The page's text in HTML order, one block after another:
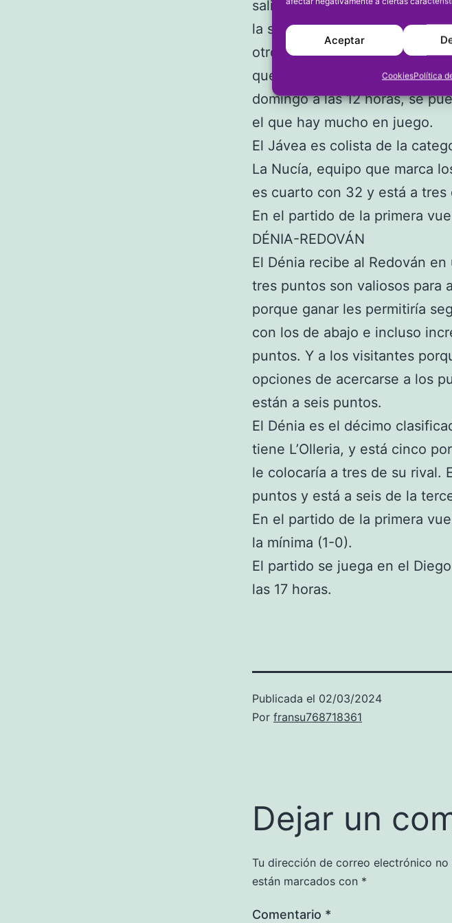
Aceptar
CookiesPolítica
salir de los puestos de
la salvación. Los calpinos
otro objetivo, seguir
que el Municipal de Xàbia,
domingo a las 12 horas, se
el que hay mucho en juego.
El Jávea es colista de la
La Nucía, equipo que marca
es cuarto con 32 y está a
En el partido de la primera
DÉNIA-REDOVÁN
El Dénia recibe al Redován
tres puntos son valiosos para
porque ganar les permitiría
con los de abajo e incluso
puntos. Y a los visitantes
opciones de acercarse a los
están a seis puntos.
El Dénia es el décimo
tiene L’Olleria, y está cinco
le colocaría a tres de su rival.
puntos y está a seis de la
En el partido de la primera
la mínima (1-0).
El partido se juega en el
las 17 horas.
Publicada el 02/03/2024
Por fransu768718361
Dejar un
Tu dirección de correo electrónico no
están marcados con *
Comentario *